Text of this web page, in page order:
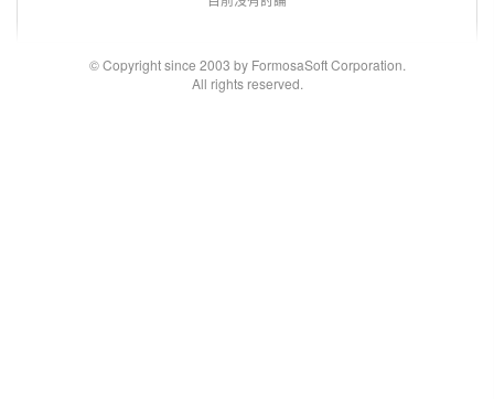
© Copyright since 2003 by FormosaSoft Corporation.
All rights reserved.